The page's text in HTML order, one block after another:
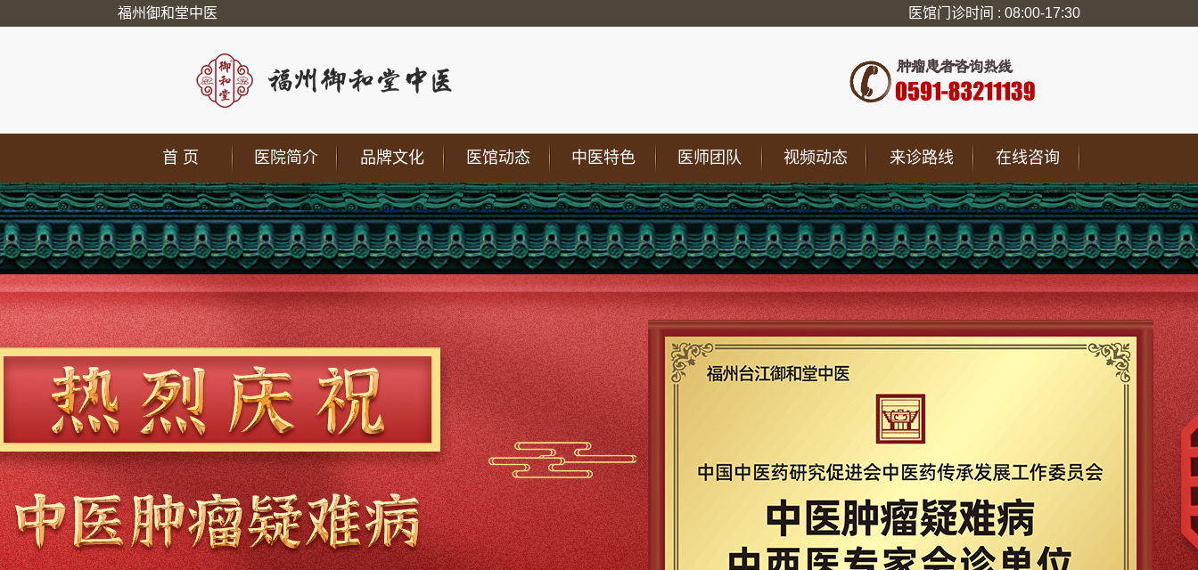
福州御和堂中医 医馆门诊时间 : 08:00-17:30
在线咨询
来诊路线
视频动态
医师团队
中医特色
医馆动态
品牌文化
医院简介
首 页